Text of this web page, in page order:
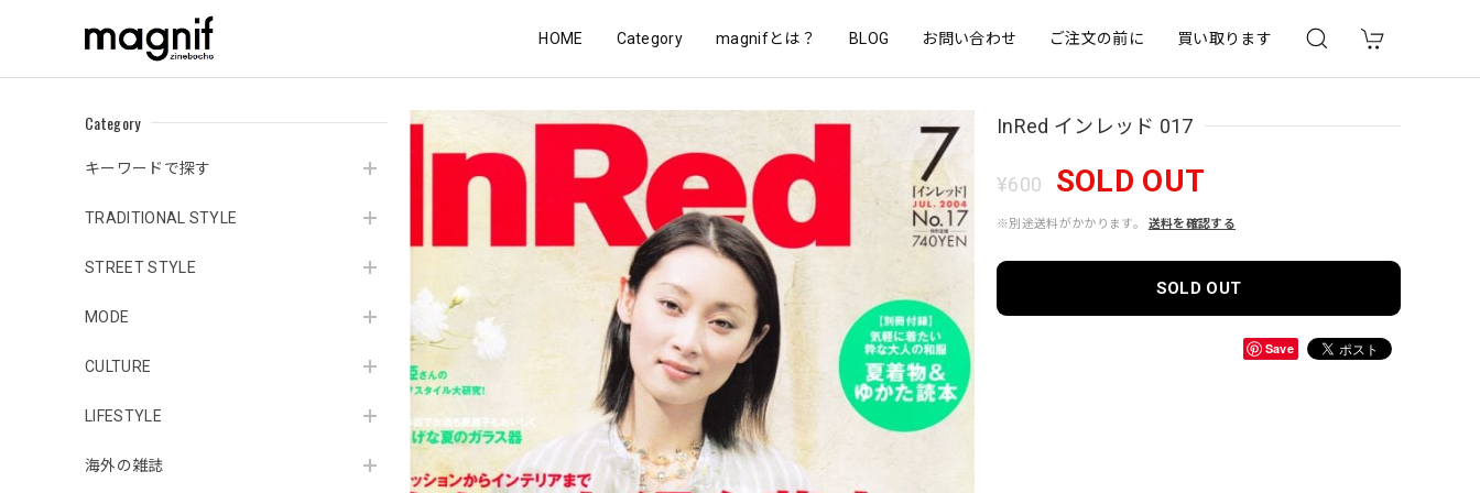
HOME Category magnifとは？ BLOG お問い合わせ ご注文の前に 買い取ります
Category
キーワードで探す
TRADITIONAL STYLE
STREET STYLE
MODE
CULTURE
LIFESTYLE
海外の雑誌
InRed インレッド 017
¥600 SOLD OUT
※別途送料がかかります。 送料を確認する
SOLD OUT
Save